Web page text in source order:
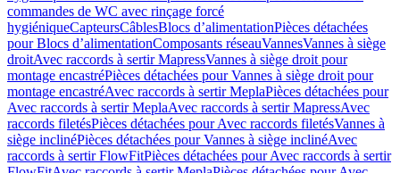
commandes de WC avec rinçage forcé
hygiéniqueCapteursCâblesBlocs d’alimentationPièces détachées
pour Blocs d’alimentationComposants réseauVannesVannes à siège
droitAvec raccords à sertir MapressVannes à siège droit pour
montage encastréPièces détachées pour Vannes à siège droit pour
montage encastréAvec raccords à sertir MeplaPièces détachées pour
Avec raccords à sertir MeplaAvec raccords à sertir MapressAvec
raccords filetésPièces détachées pour Avec raccords filetésVannes à
siège inclinéPièces détachées pour Vannes à siège inclinéAvec
raccords à sertir FlowFitPièces détachées pour Avec raccords à sertir